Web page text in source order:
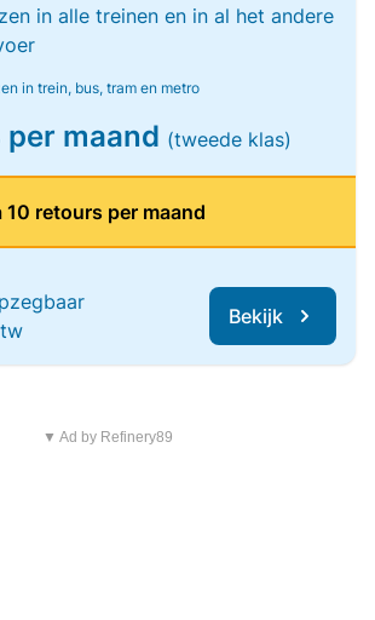
in alle treinen en in al het andere
in trein, bus, tram en metro
maand (tweede klas)
10 retours per maand
Bekijk
▼ Ad by Refinery89